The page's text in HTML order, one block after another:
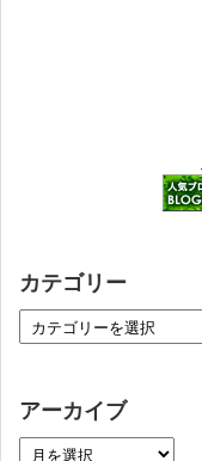
カテゴリー
アーカイブ